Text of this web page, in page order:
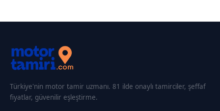
Türkiye'nin motor tamir uzmanı. 81 ilde onaylı tamirciler, şeffaf
fiyatlar, güvenilir eşleştirme.